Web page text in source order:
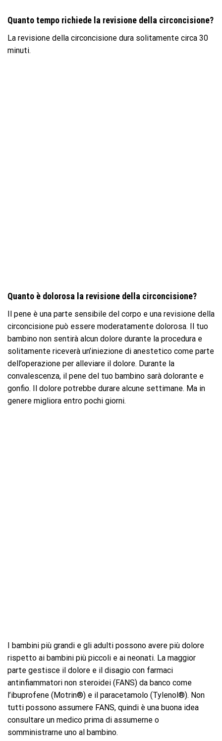
Quanto tempo richiede la revisione della circoncisione?
La revisione della circoncisione dura solitamente circa 30
minuti.
Quanto è dolorosa la revisione della circoncisione?
Il pene è una parte sensibile del corpo e una revisione della
circoncisione può essere moderatamente dolorosa. Il tuo
bambino non sentirà alcun dolore durante la procedura e
solitamente riceverà un’iniezione di anestetico come parte
dell’operazione per alleviare il dolore. Durante la
convalescenza, il pene del tuo bambino sarà dolorante e
gonfio. Il dolore potrebbe durare alcune settimane. Ma in
genere migliora entro pochi giorni.
I bambini più grandi e gli adulti possono avere più dolore
rispetto ai bambini più piccoli e ai neonati. La maggior
parte gestisce il dolore e il disagio con farmaci
antinfiammatori non steroidei (FANS) da banco come
l’ibuprofene (Motrin®) e il paracetamolo (Tylenol®). Non
tutti possono assumere FANS, quindi è una buona idea
consultare un medico prima di assumerne o
somministrarne uno al bambino.